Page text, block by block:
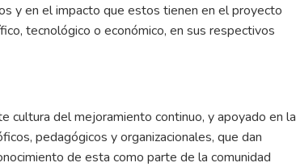
y en el impacto que estos tienen en el proyecto
tecnológico o económico, en sus respectivos
cultura del mejoramiento continuo, y apoyado en la
pedagógicos y organizacionales, que dan
de esta como parte de la comunidad